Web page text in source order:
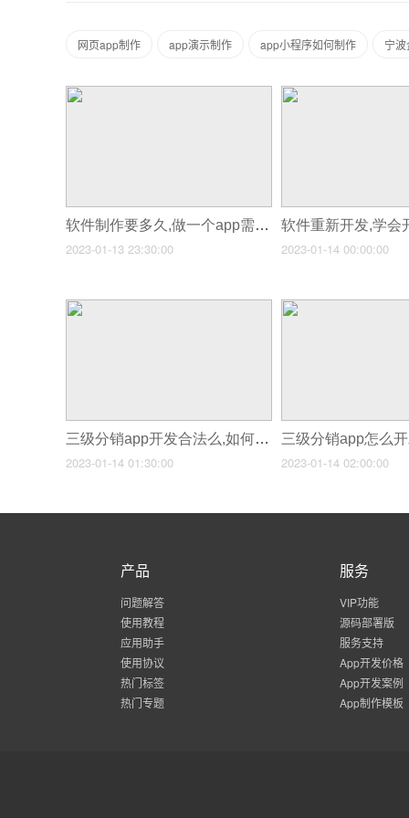
网页app制作 app演示制作 app小程序如何制作 宁
软件制作要多久,做一个app需要多久
2023-01-13 23:30:00 2023-01-14 00:00:00
三级分销app开发合法么,如何开发三级分销app
2023-01-14 01:30:00 2023-01-14 02:00:00
产品
问题解答
使用教程
应用助手
使用协议
热门标签
热门专题
服务
VIP功能
源码部署版
服务支持
App开发价格
App开发案例
App制作模板